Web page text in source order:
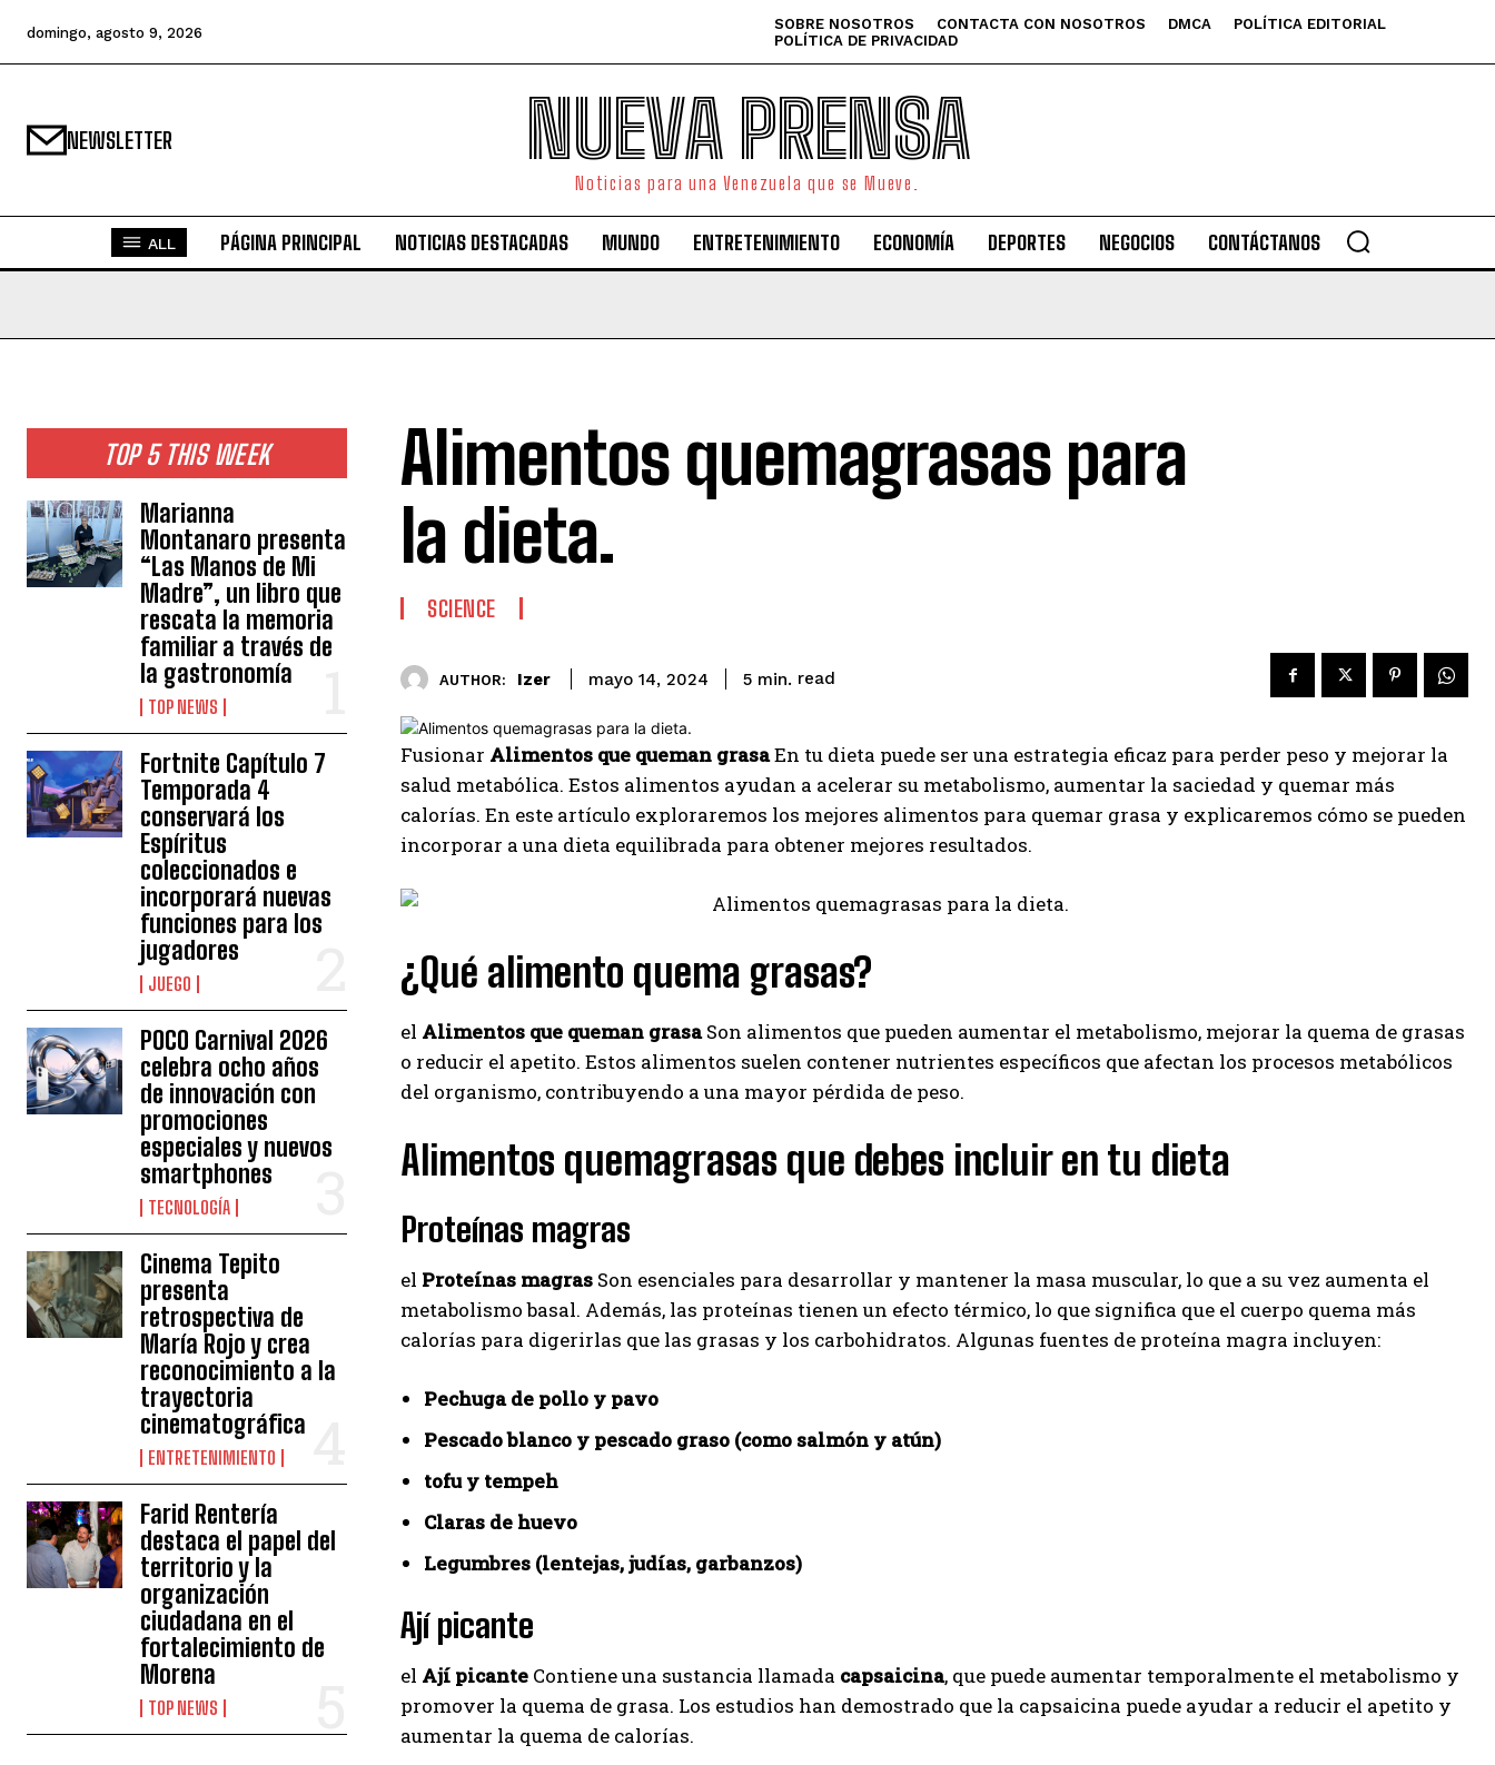
domingo, agosto 9, 2026 SOBRE NOSOTROS CONTACTA CON NOSOTROS DMCA
POLÍTICA EDITORIAL
POLÍTICA DE PRIVACIDAD
NEWSLETTER NUEVA PRENSA
Noticias para una Venezuela que se Mueve.
ALL PÁGINA PRINCIPAL NOTICIAS DESTACADAS MUNDO ENTRETENIMIENTO ECONOMÍA DEPORTES NEGOCIOS CONTÁCTANOS
TOP 5 THIS WEEK
Marianna
Montanaro presenta
“Las Manos de Mi
Madre”, un libro que
rescata la memoria
familiar a través de
la gastronomía
TOP NEWS
Fortnite Capítulo 7
Temporada 4
conservará los
Espíritus
coleccionados e
incorporará nuevas
funciones para los
jugadores
JUEGO
POCO Carnival 2026
celebra ocho años
de innovación con
promociones
especiales y nuevos
smartphones
TECNOLOGÍA
Cinema Tepito
presenta
retrospectiva de
María Rojo y crea
reconocimiento a la
trayectoria
cinematográfica
ENTRETENIMIENTO
Farid Rentería
destaca el papel del
territorio y la
organización
ciudadana en el
fortalecimiento de
Morena
TOP NEWS
Alimentos quemagrasas para
la dieta.
SCIENCE
AUTHOR: Izer mayo 14, 2024 5 min. read
Fusionar Alimentos que queman grasaEn tu dieta puede ser una estrategia eficaz para perder peso y mejorar la
salud metabólica. Estos alimentos ayudan a acelerar su metabolismo, aumentar la saciedad y quemar más
calorías. En este artículo exploraremos los mejores alimentos para quemar grasa y explicaremos cómo se pueden
incorporar a una dieta equilibrada para obtener mejores resultados.
¿Qué alimento quema grasas?
el Alimentos que queman grasaSon alimentos que pueden aumentar el metabolismo, mejorar la quema de grasas
o reducir el apetito. Estos alimentos suelen contener nutrientes específicos que afectan los procesos metabólicos
del organismo, contribuyendo a una mayor pérdida de peso.
Alimentos quemagrasas que debes incluir en tu dieta
Proteínas magras
el Proteínas magras Son esenciales para desarrollar y mantener la masa muscular, lo que a su vez aumenta el
metabolismo basal. Además, las proteínas tienen un efecto térmico, lo que significa que el cuerpo quema más
calorías para digerirlas que las grasas y los carbohidratos. Algunas fuentes de proteína magra incluyen:
Pechuga de pollo y pavo
Pescado blanco y pescado graso (como salmón y atún)
tofu y tempeh
Claras de huevo
Legumbres (lentejas, judías, garbanzos)
Ají picante
el Ají picante Contiene una sustancia llamada capsaicina, que puede aumentar temporalmente el metabolismo y
promover la quema de grasa. Los estudios han demostrado que la capsaicina puede ayudar a reducir el apetito y
aumentar la quema de calorías.